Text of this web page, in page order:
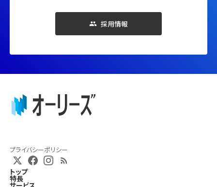
採用情報
プライバシーポリシー
トップ
特長